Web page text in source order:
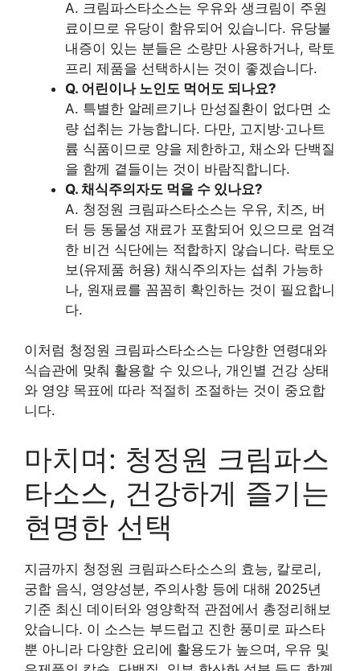
A. 크림파스타소스는 우유와 생크림이 주원
료이므로 유당이 함유되어 있습니다. 유당불
내증이 있는 분들은 소량만 사용하거나, 락토
프리 제품을 선택하시는 것이 좋겠습니다.
Q. 어린이나 노인도 먹어도 되나요?
A. 특별한 알레르기나 만성질환이 없다면 소
량 섭취는 가능합니다. 다만, 고지방·고나트
륨 식품이므로 양을 제한하고, 채소와 단백질
을 함께 곁들이는 것이 바람직합니다.
Q. 채식주의자도 먹을 수 있나요?
A. 청정원 크림파스타소스는 우유, 치즈, 버
터 등 동물성 재료가 포함되어 있으므로 엄격
한 비건 식단에는 적합하지 않습니다. 락토오
보(유제품 허용) 채식주의자는 섭취 가능하
나, 원재료를 꼼꼼히 확인하는 것이 필요합니
다.
이처럼 청정원 크림파스타소스는 다양한 연령대와
식습관에 맞춰 활용할 수 있으나, 개인별 건강 상태
와 영양 목표에 따라 적절히 조절하는 것이 중요합
니다.
마치며: 청정원 크림파스
타소스, 건강하게 즐기는
현명한 선택
지금까지 청정원 크림파스타소스의 효능, 칼로리,
궁합 음식, 영양성분, 주의사항 등에 대해 2025년
기준 최신 데이터와 영양학적 관점에서 총정리해보
았습니다. 이 소스는 부드럽고 진한 풍미로 파스타
뿐 아니라 다양한 요리에 활용도가 높으며, 우유 및